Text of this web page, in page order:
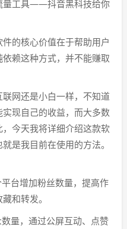
量工具——抖音黑科技给你
的核心价值在于帮助用户
赖这种方式，并不能赚取
网还是小白一样，不知道
现自己的收益，而大多数
今天我将详细介绍这款软
是我目前在使用的方法。
台增加粉丝数量，提高作
和转发。
量，通过公屏互动、点赞